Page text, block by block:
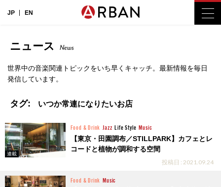
JP EN
ニュース News
世界中の音楽関連トピックをいち早くキャッチ。最新情報を毎日
発信しています。
タグ: いつか常連になりたいお店
連載
Food & Drink Jazz Life Style Music
【東京・田園調布／STILLPARK】カフェとレ
コードと植物が調和する空間
投稿日 : 2021.09.24
Food & Drink Music